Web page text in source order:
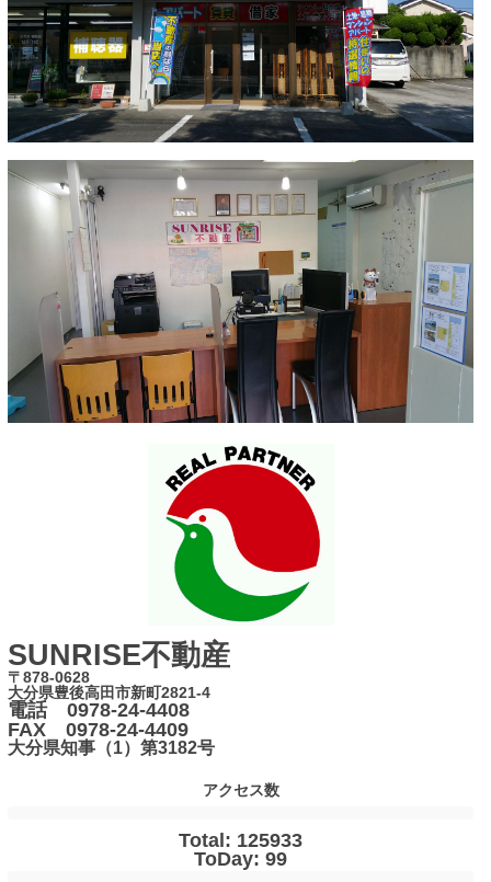
SUNRISE不動産
〒878-0628
大分県豊後高田市新町2821-4
電話 0978-24-4408
FAX 0978-24-4409
大分県知事（1）第3182号
アクセス数
Total: 125933
ToDay: 99